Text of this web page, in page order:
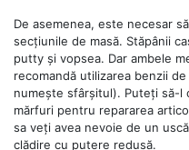
De asemenea, este necesar
secțiunile de masă. Stăpânii
putty și vopsea. Dar ambele
recomandă utilizarea benzii
numește sfârșitul). Puteți să-l
mărfuri pentru repararea
sa veți avea nevoie de un
clădire cu putere redusă.